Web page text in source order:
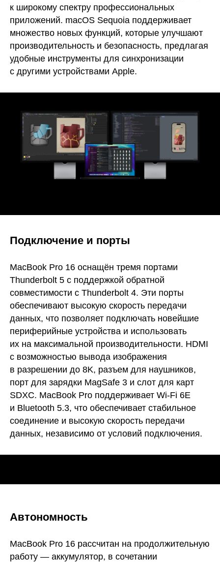
к широкому спектру профессиональных
приложений. macOS Sequoia поддерживает
множество новых функций, которые улучшают
производительность и безопасность, предлагая
удобные инструменты для синхронизации
с другими устройствами Apple.
Подключение и порты
MacBook Pro 16 оснащён тремя портами
Thunderbolt 5 с поддержкой обратной
совместимости с Thunderbolt 4. Эти порты
обеспечивают высокую скорость передачи
данных, что позволяет подключать новейшие
периферийные устройства и использовать
их на максимальной производительности. HDMI
с возможностью вывода изображения
в разрешении до 8K, разъем для наушников,
порт для зарядки MagSafe 3 и слот для карт
SDXC. MacBook Pro поддерживает Wi-Fi 6E
и Bluetooth 5.3, что обеспечивает стабильное
соединение и высокую скорость передачи
данных, независимо от условий подключения.
Автономность
MacBook Pro 16 рассчитан на продолжительную
работу — аккумулятор, в сочетании